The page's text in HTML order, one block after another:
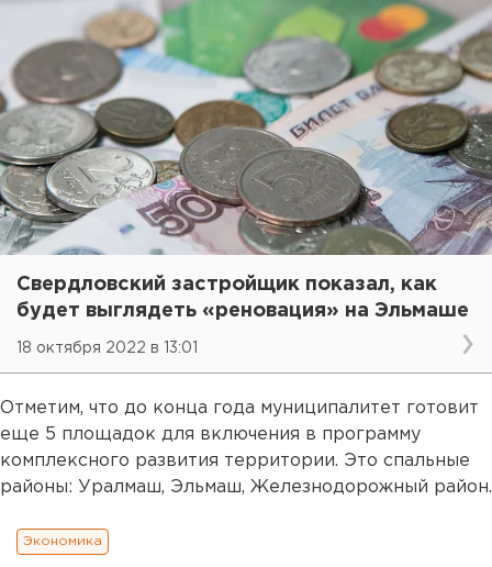
Свердловский застройщик показал, как
будет выглядеть «реновация» на Эльмаше
18 октября 2022 в 13:01
Отметим, что до конца года муниципалитет готовит
еще 5 площадок для включения в программу
комплексного развития территории. Это спальные
районы: Уралмаш, Эльмаш, Железнодорожный район.
Экономика